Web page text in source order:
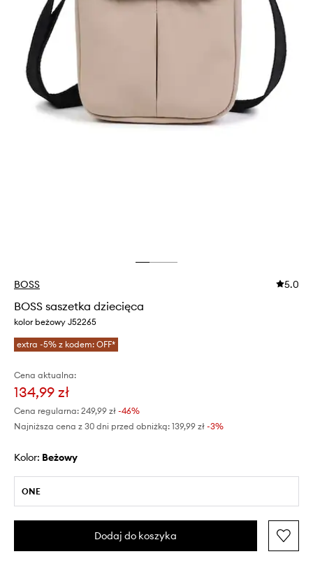
BOSS 5.0
BOSS saszetka dziecięca
kolor beżowy J52265
extra -5% z kodem: OFF*
Cena aktualna:
134,99 zł
Cena regularna: 249,99 zł -46%
Najniższa cena z 30 dni przed obniżką: 139,99 zł -3%
Kolor: beżowy
ONE
Dodaj do koszyka